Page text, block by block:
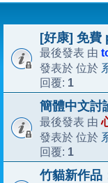
[好康] 免費
最後發表 由
發表於 位於
回覆: 1
簡體中文討
最後發表 由
發表於 位於
回覆: 1
竹貓新作